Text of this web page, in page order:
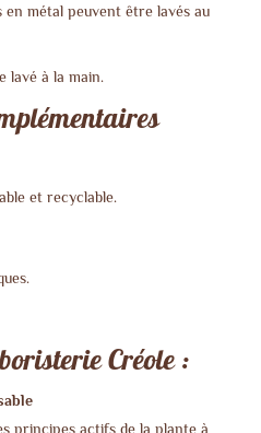
métal peuvent être lavés au
lavé à la main.
et recyclable.
Créole :
principes actifs de la plante à